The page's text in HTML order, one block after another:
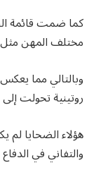
كما ضمت قائمة
مختلف المهن
وبالتالي مما
روتينية تحولت
هؤلاء الضحايا لم
والتفاني في